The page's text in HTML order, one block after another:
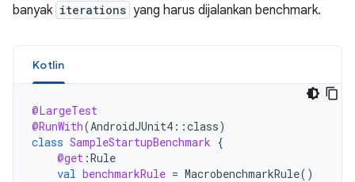
banyak iterations yang harus dijalankan benchmark.
Kotlin
@LargeTest
@RunWith(AndroidJUnit4 ::class)
class SampleStartupBenchmark {
@get :Rule
val benchmarkRule = MacrobenchmarkRule()